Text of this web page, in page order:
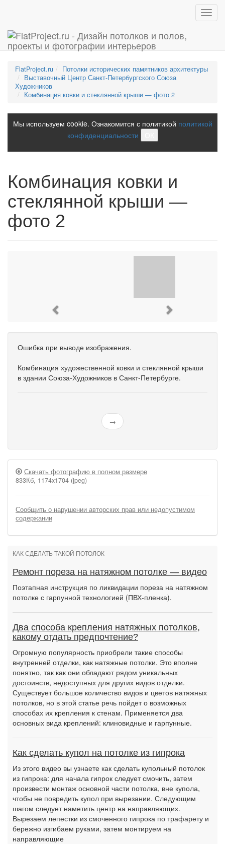
FlatProject.ru
Потолки исторических памятников архитектуры
Выставочный Центр Санкт-Петербургского Союза
Художников
Комбинация ковки и стеклянной крыши — фото 2
Мы используем cookie. Ознакомится с политикой политикой
конфиденциальности
Комбинация ковки и
стеклянной крыши —
фото 2
Ошибка при выводе изображения.
Комбинация художественной ковки и стеклянной крыши
в здании Союза-Художников в Санкт-Петербурге.
→
Скачать фотографию в полном размере
833Кб, 1174x1704 (jpeg)
Сообщить о нарушении авторских прав или недопустимом
содержании
КАК СДЕЛАТЬ ТАКОЙ ПОТОЛОК
Ремонт пореза на натяжном потолке — видео
Поэтапная инструкция по ликвидации пореза на натяжном
потолке с гарпунной технологией (ПВХ-пленка).
Два способа крепления натяжных потолков,
какому отдать предпочтение?
Огромную популярность приобрели такие способы
внутренней отделки, как натяжные потолки. Это вполне
понятно, так как они обладают рядом уникальных
достоинств, недоступных для других видов отделки.
Существует большое количество видов и цветов натяжных
потолков, но в этой статье речь пойдет о возможных
способах их крепления к стенам. Применяется два
основных вида креплений: клиновидные и гарпунные.
Как сделать купол на потолке из гипрока
Из этого видео вы узнаете как сделать купольный потолок
из гипрока: для начала гипрок следует смочить, затем
произвести монтаж основной части потолка, вне купола,
чтобы не повредить купол при вырезании. Следующим
шагом следует наметить центр на направляющих.
Вырезаем лепестки из смоченного гипрока по трафарету и
бережно изгибаем руками, затем монтируем на
направляющие